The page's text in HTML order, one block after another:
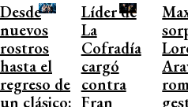
Desde
nuevos
rostros
hasta el
regreso de
un clásico:
Líder de
La
Cofradía
cargó
contra
Fran